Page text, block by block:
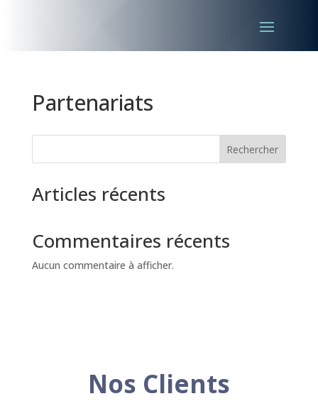
Partenariats
Rechercher
Articles récents
Commentaires récents
Aucun commentaire à afficher.
Nos Clients